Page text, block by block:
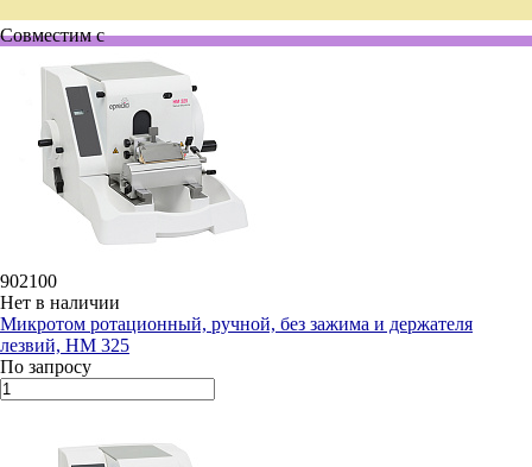
Совместим с
902100
Нет в наличии
Микротом ротационный, ручной, без зажима и держателя
лезвий, HM 325
По запросу